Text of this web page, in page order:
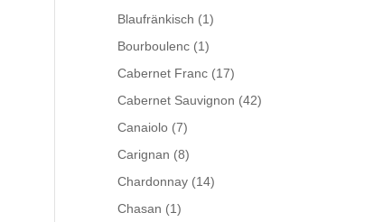
Blaufränkisch (1)
Bourboulenc (1)
Cabernet Franc (17)
Cabernet Sauvignon (42)
Canaiolo (7)
Carignan (8)
Chardonnay (14)
Chasan (1)